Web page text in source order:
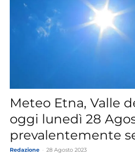
Meteo Etna, Valle
oggi lunedì 28
prevalentemente
Redazione 28 Agosto 2023